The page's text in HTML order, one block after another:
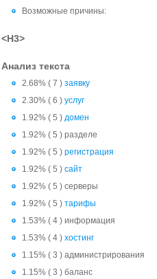
Возможные причины:
<H3>
Анализ текста
2.68% ( 7 ) заявку
2.30% ( 6 ) услуг
1.92% ( 5 ) домен
1.92% ( 5 ) разделе
1.92% ( 5 ) регистрация
1.92% ( 5 ) сайт
1.92% ( 5 ) серверы
1.92% ( 5 ) тарифы
1.53% ( 4 ) информация
1.53% ( 4 ) хостинг
1.15% ( 3 ) администрирования
1.15% ( 3 ) баланс